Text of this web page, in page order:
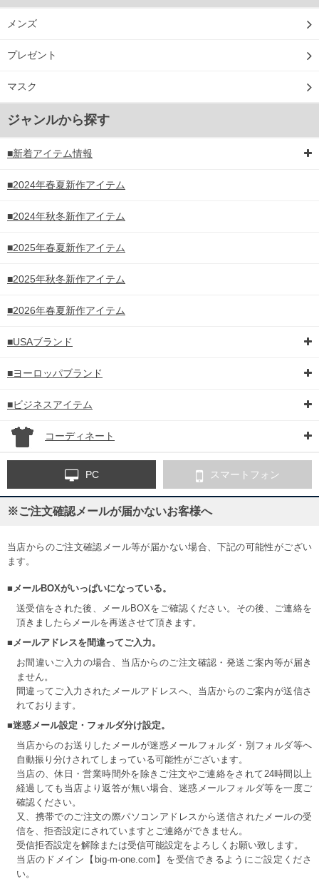
メンズ
プレゼント
マスク
ジャンルから探す
■新着アイテム情報
■2024年春夏新作アイテム
■2024年秋冬新作アイテム
■2025年春夏新作アイテム
■2025年秋冬新作アイテム
■2026年春夏新作アイテム
■USAブランド
■ヨーロッパブランド
■ビジネスアイテム
コーディネート
PC スマートフォン
※ご注文確認メールが届かないお客様へ
当店からのご注文確認メール等が届かない場合、下記の可能性がござい
ます。
■メールBOXがいっぱいになっている。
送受信をされた後、メールBOXをご確認ください。その後、ご連絡を
頂きましたらメールを再送させて頂きます。
■メールアドレスを間違ってご入力。
お間違いご入力の場合、当店からのご注文確認・発送ご案内等が届き
ません。
間違ってご入力されたメールアドレスへ、当店からのご案内が送信さ
れております。
■迷惑メール設定・フォルダ分け設定。
当店からのお送りしたメールが迷惑メールフォルダ・別フォルダ等へ
自動振り分けされてしまっている可能性がございます。
当店の、休日・営業時間外を除きご注文やご連絡をされて24時間以上
経過しても当店より返答が無い場合、迷惑メールフォルダ等を一度ご
確認ください。
又、携帯でのご注文の際パソコンアドレスから送信されたメールの受
信を、拒否設定にされていますとご連絡ができません。
受信拒否設定を解除または受信可能設定をよろしくお願い致します。
当店のドメイン【big-m-one.com】を受信できるようにご設定くださ
い。